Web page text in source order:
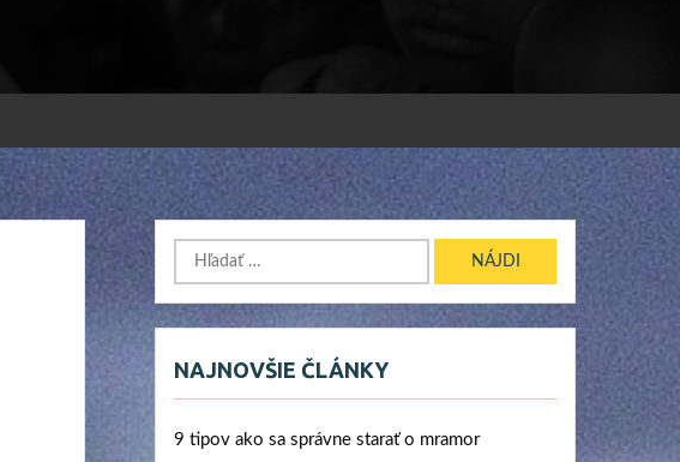
Hľadať:
NAJNOVŠIE ČLÁNKY
9 tipov ako sa správne starať o mramor